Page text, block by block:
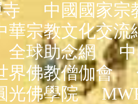
中國國家宗
華宗教文化交流
全球助念網
界佛教僧伽會
光佛學院